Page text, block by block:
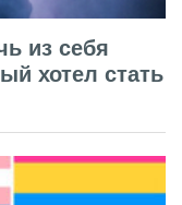
из себя
хотел стать